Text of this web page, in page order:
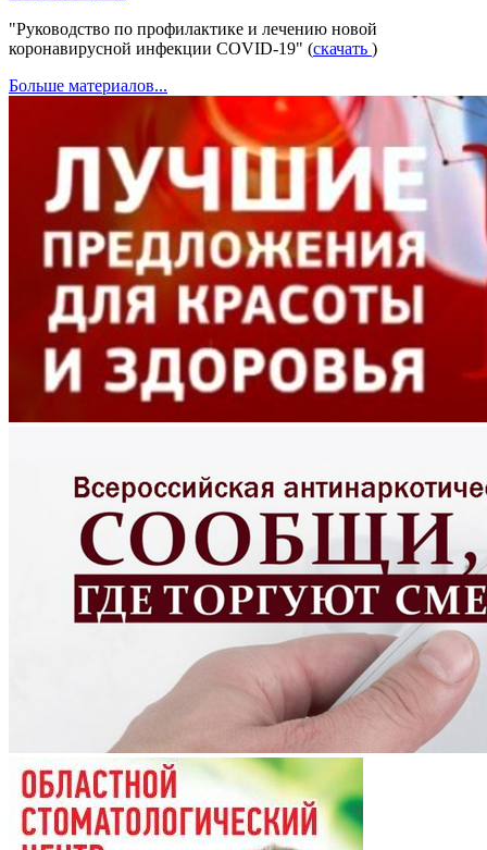
"Руководство по профилактике и лечению новой
коронавирусной инфекции COVID-19" (скачать )
Больше материалов...